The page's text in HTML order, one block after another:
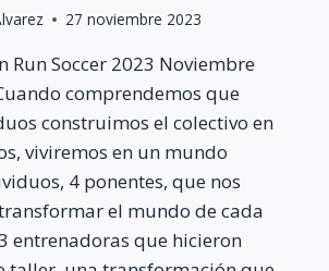
27 noviembre 2023
Run Soccer 2023 Noviembre
comprendemos que
construimos el colectivo en
viviremos en un mundo
4 ponentes, que nos
el mundo de cada
entrenadoras que hicieron